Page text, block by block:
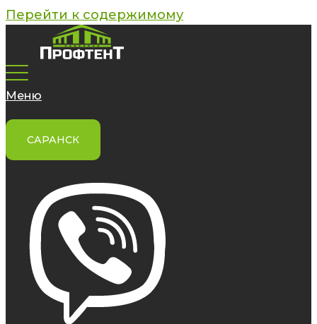
Перейти к содержимому
Меню
САРАНСК